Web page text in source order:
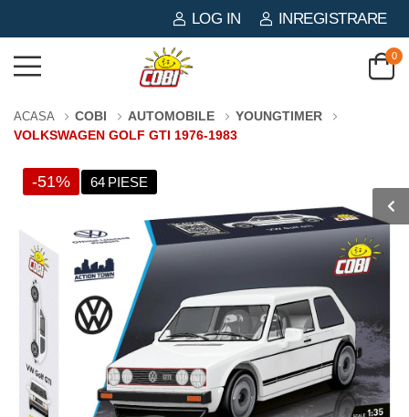
LOG IN INREGISTRARE
0
ACASA COBI AUTOMOBILE
YOUNGTIMER
VOLKSWAGEN GOLF GTI 1976-1983
-51% 64 PIESE